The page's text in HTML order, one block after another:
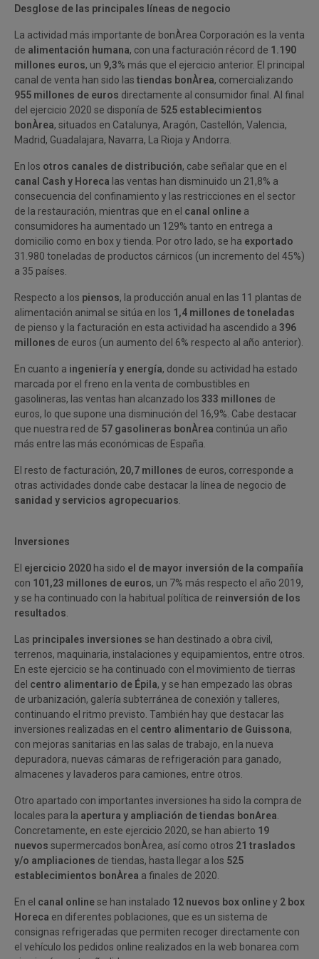
Desglose de las principales líneas de negocio
La actividad más importante de bonÀrea Corporación es la venta
de alimentación humana, con una facturación récord de 1.190
millones euros, un 9,3% más que el ejercicio anterior. El principal
canal de venta han sido las tiendas bonÀrea, comercializando
955 millones de euros directamente al consumidor final. Al final
del ejercicio 2020 se disponía de 525 establecimientos
bonÀrea, situados en Catalunya, Aragón, Castellón, Valencia,
Madrid, Guadalajara, Navarra, La Rioja y Andorra.
En los otros canales de distribución, cabe señalar que en el
canal Cash y Horeca las ventas han disminuido un 21,8% a
consecuencia del confinamiento y las restricciones en el sector
de la restauración, mientras que en el canal online a
consumidores ha aumentado un 129% tanto en entrega a
domicilio como en box y tienda. Por otro lado, se ha exportado
31.980 toneladas de productos cárnicos (un incremento del 45%)
a 35 países.
Respecto a los piensos, la producción anual en las 11 plantas de
alimentación animal se sitúa en los 1,4 millones de toneladas
de pienso y la facturación en esta actividad ha ascendido a 396
millones de euros (un aumento del 6% respecto al año anterior).
En cuanto a ingeniería y energía, donde su actividad ha estado
marcada por el freno en la venta de combustibles en
gasolineras, las ventas han alcanzado los 333 millones de
euros, lo que supone una disminución del 16,9%. Cabe destacar
que nuestra red de 57 gasolineras bonÀrea continúa un año
más entre las más económicas de España.
El resto de facturación, 20,7 millones de euros, corresponde a
otras actividades donde cabe destacar la línea de negocio de
sanidad y servicios agropecuarios
Inversiones
El ejercicio 2020 ha sido el de mayor inversión de la compañía
con 101,23 millones de euros, un 7% más respecto el año 2019,
y se ha continuado con la habitual política de reinversión de los
resultados
Las principales inversiones se han destinado a obra civil,
terrenos, maquinaria, instalaciones y equipamientos, entre otros.
En este ejercicio se ha continuado con el movimiento de tierras
del centro alimentario de Épila, y se han empezado las obras
de urbanización, galería subterránea de conexión y talleres,
continuando el ritmo previsto. También hay que destacar las
inversiones realizadas en el centro alimentario de Guissona,
con mejoras sanitarias en las salas de trabajo, en la nueva
depuradora, nuevas cámaras de refrigeración para ganado,
almacenes y lavaderos para camiones, entre otros.
Otro apartado con importantes inversiones ha sido la compra de
locales para la apertura y ampliación de tiendas bonArea
Concretamente, en este ejercicio 2020, se han abierto 19
nuevos supermercados bonÀrea, así como otros 21 traslados
y/o ampliaciones de tiendas, hasta llegar a los 525
establecimientos bonÀrea a finales de 2020.
En el canal onlinese han instalado 12 nuevos box onliney 2 box
Horeca en diferentes poblaciones, que es un sistema de
consignas refrigeradas que permiten recoger directamente con
el vehículo los pedidos online realizados en la web bonarea.com